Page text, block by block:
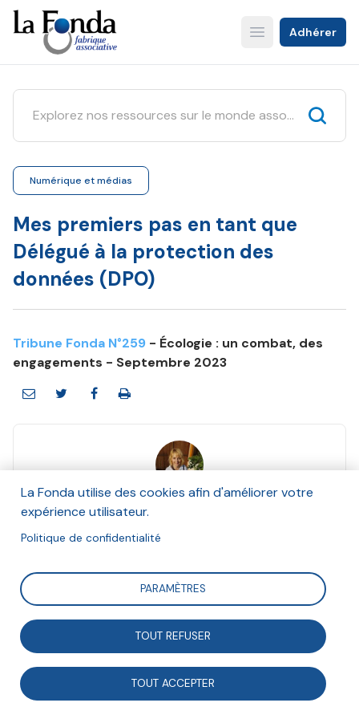
Aller
au
contenu
principal
Open main menu
Adhérer
Numérique et médias
Mes premiers pas en tant que
Délégué à la protection des
données (DPO)
Tribune Fonda N°259 - Écologie : un combat, des
engagements - Septembre 2023
Valérie Michaud
Et Diane Bonifas, Union nationale pour l'habitat
des jeunes (Unhaj)
Suivre
Tout organisme qui suit régulièrement des personnes
ou traite à grande échelle des données sensibles est
La Fonda utilise des cookies afin d'améliorer votre
expérience utilisateur.
Politique de confidentialité
PARAMÈTRES
TOUT REFUSER
TOUT ACCEPTER